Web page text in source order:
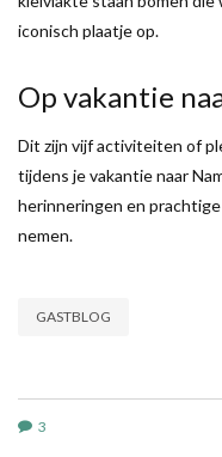
iconisch plaatje op.
Op vakantie
Dit zijn vijf activiteiten of
tijdens je vakantie naar
herinneringen en
nemen.
GASTBLOG
3